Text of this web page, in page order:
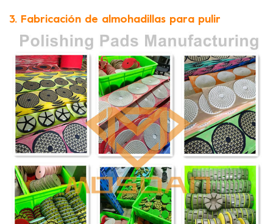
3. Fabricación de almohadillas para pulir